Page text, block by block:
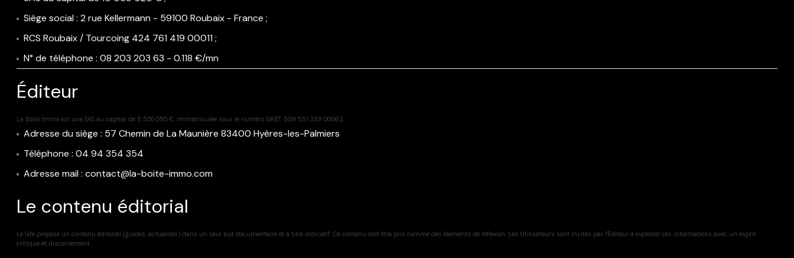
Siège social : 2 rue Kellermann - 59100 Roubaix - France ;
RCS Roubaix / Tourcoing 424 761 419 00011 ;
N° de téléphone : 08 203 203 63 - 0.118 €/mn
Éditeur
La Boite Immo est une SAS au capital de 8 500 050 €, immatriculée sous le numéro SIRET 509 551 339 00062
Adresse du siège : 57 Chemin de La Maunière 83400 Hyères-les-Palmiers
Téléphone : 04 94 354 354
Adresse mail : contact@la-boite-immo.com
Le contenu éditorial
Le Site propose un contenu éditorial (guides, actualités) dans un seul but documentaire et à titre indicatif. Ce contenu doit être pris comme des éléments de réflexion. Les Utilisateurs sont invités par l'Editeur à exploiter ces informations avec un esprit
critique et discernement.